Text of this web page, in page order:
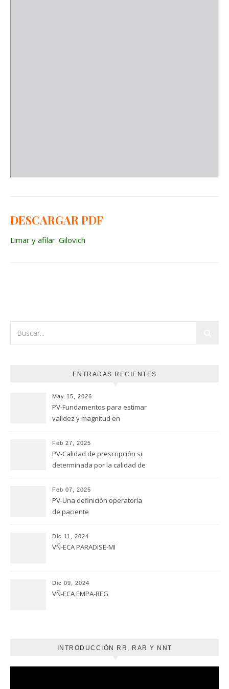
DESCARGAR PDF
Limar y afilar. Gilovich
ENTRADAS RECIENTES
May 15, 2026
PV-Fundamentos para estimar
validez y magnitud en
Feb 27, 2025
PV-Calidad de prescripción si
determinada por la calidad de
Feb 07, 2025
PV-Una definición operatoria
de paciente
Dic 11, 2024
VÑ-ECA PARADISE-MI
Dic 09, 2024
VÑ-ECA EMPA-REG
INTRODUCCIÓN RR, RAR Y NNT